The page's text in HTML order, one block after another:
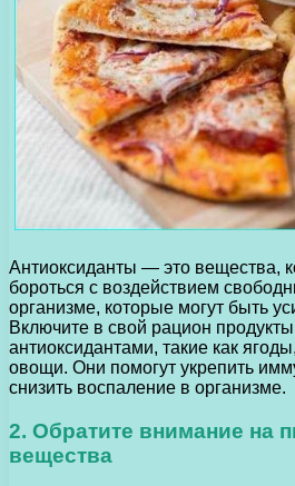
Антиоксиданты — это вещества,
бороться с воздействием
организме, которые могут быть
Включите в свой рацион
антиоксидантами, такие как
овощи. Они помогут укрепить
снизить воспаление в организме.
2. Обратите внимание на
вещества